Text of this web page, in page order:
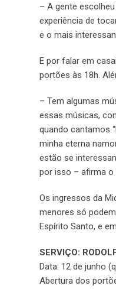
– A gente
experiência de
e o mais
E por falar em
portões às 18h.
– Tem algumas
essas músicas,
quando cantamos
minha eterna
estão se
por isso – afirma o
Os ingressos da
menores só
Espírito Santo, e
SERVIÇO:
Data: 12 de junho
Abertura dos